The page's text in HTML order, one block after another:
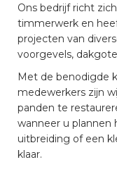
Ons bedrijf richt
timmerwerk en
projecten van
voorgevels,
Met de benodigde
medewerkers zijn
panden te
wanneer u plannen
uitbreiding of een
klaar.